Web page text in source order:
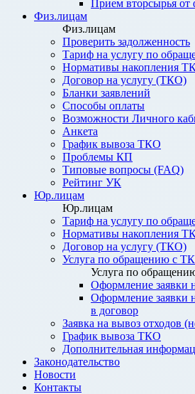
Прием вторсырья от
Физ.лицам
Физ.лицам
Проверить задолженность
Тариф на услугу по
Нормативы накопления
Договор на услугу (ТКО)
Бланки заявлений
Способы оплаты
Возможности Личного
Анкета
График вывоза ТКО
Проблемы КП
Типовые вопросы (FAQ)
Рейтинг УК
Юр.лицам
Юр.лицам
Тариф на услугу по
Нормативы накопления
Договор на услугу (ТКО)
Услуга по обращению с
Услуга по
Оформление заявки
Оформление заявки
в договор
Заявка на вывоз отходов
График вывоза ТКО
Дополнительная
Законодательство
Новости
Контакты